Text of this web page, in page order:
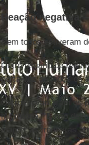
Reação negativa
Nem todos estiveram
Outro usuário da rede
porta-voz de todos os
Outros levantaram os
migratória. "E não
manter as fronteiras